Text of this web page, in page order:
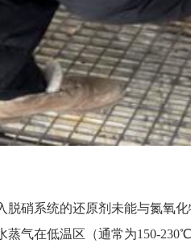
脱硝系统的还原剂 未能与氮氧
气在低温区（通常为150-